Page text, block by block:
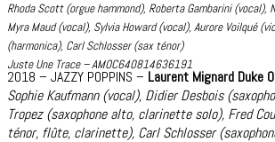
Rhoda Scott (orgue hammond), Roberta Gambarini (vocal),
Myra Maud (vocal), Sylvia Howard (vocal), Aurore Voilqué
(harmonica), Carl Schlosser (sax ténor)
Juste Une Trace – AMOC640814636191
2018 – JAZZY POPPINS – Laurent Mignard Duke
Sophie Kaufmann (vocal), Didier Desbois
Tropez (saxophone alto, clarinette solo), Fred
ténor, flûte, clarinette), Carl Schlosser